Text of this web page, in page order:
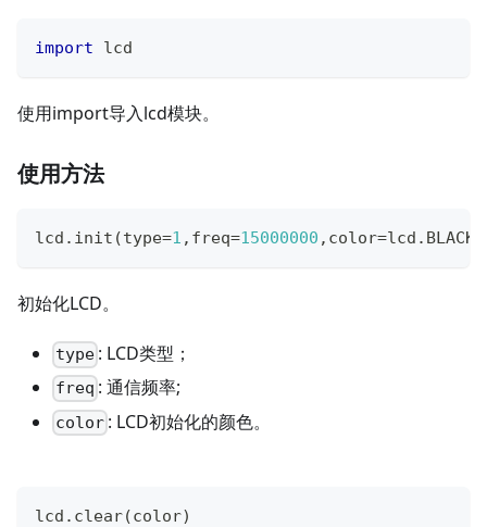
import lcd
使用import导入lcd模块。
使用方法
lcd . init (type=1 , freq=15000000 , color=lcd . BLACK
初始化LCD。
type : LCD类型；
freq : 通信频率;
color : LCD初始化的颜色。
lcd . clear(color)